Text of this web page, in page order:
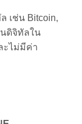
เช่น Bitcoin,
นดิจิทัลใน
ะไม่มีค่า